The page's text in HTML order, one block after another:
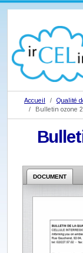
Accueil Qualité
Bulletin ozone
DOCUMENT